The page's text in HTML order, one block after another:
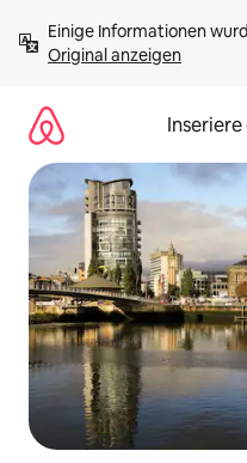
Inhalten
springenOriginal anzeigen